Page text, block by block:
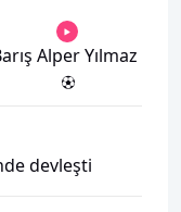
Alper Yılmaz
devleşti